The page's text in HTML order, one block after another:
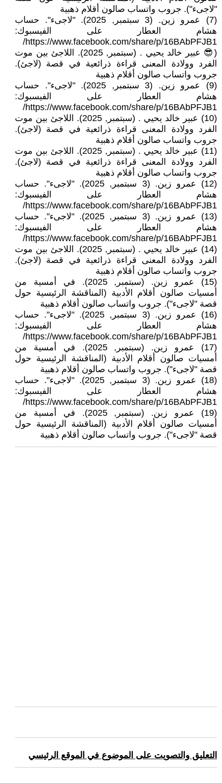
"لاجىء"). جروب واتساب صالون أقلام ذهبية
(7) عمرو زين. (3 سبتمبر, 2025). "لاجىء". حساب
هشام العطار على الفيسبوك:
https://www.facebook.com/share/p/16BAbPFJB1/
(😎 عبير خالد يحيي . (سبتمبر, 2025). اللاجئ بين موت
الفرد وولادة المعنى قراءة ذرائعية في قصة (لاجئ).
جروب واتساب صالون أقلام ذهبية
(9) عمرو زين. (3 سبتمبر, 2025). "لاجىء". حساب
هشام العطار على الفيسبوك:
https://www.facebook.com/share/p/16BAbPFJB1/
(10) عبير خالد يحيي . (سبتمبر, 2025). اللاجئ بين موت
الفرد وولادة المعنى قراءة ذرائعية في قصة (لاجئ).
جروب واتساب صالون أقلام ذهبية
(11) عبير خالد يحيي . (سبتمبر, 2025). اللاجئ بين موت
الفرد وولادة المعنى قراءة ذرائعية في قصة (لاجئ).
جروب واتساب صالون أقلام ذهبية
(12) عمرو زين. (3 سبتمبر, 2025). "لاجىء". حساب
هشام العطار على الفيسبوك:
https://www.facebook.com/share/p/16BAbPFJB1/
(13) عمرو زين. (3 سبتمبر, 2025). "لاجىء". حساب
هشام العطار على الفيسبوك:
https://www.facebook.com/share/p/16BAbPFJB1/
(14) عبير خالد يحيي . (سبتمبر, 2025). اللاجئ بين موت
الفرد وولادة المعنى قراءة ذرائعية في قصة (لاجئ).
جروب واتساب صالون أقلام ذهبية
(15) عمرو زين. (سبتمبر, 2025). في أمسية من
أمسيات صالون أقلام الأدبية (المناقشة الرئيسية حول
قصة "لاجىء"). جروب واتساب صالون أقلام ذهبية
(16) عمرو زين. (3 سبتمبر, 2025). "لاجىء". حساب
هشام العطار على الفيسبوك:
https://www.facebook.com/share/p/16BAbPFJB1/
(17) عمرو زين. (سبتمبر, 2025). في أمسية من
أمسيات صالون أقلام الأدبية (المناقشة الرئيسية حول
قصة "لاجىء"). جروب واتساب صالون أقلام ذهبية
(18) عمرو زين. (3 سبتمبر, 2025). "لاجىء". حساب
هشام العطار على الفيسبوك:
https://www.facebook.com/share/p/16BAbPFJB1/
(19) عمرو زين. (سبتمبر, 2025). في أمسية من
أمسيات صالون أقلام الأدبية (المناقشة الرئيسية حول
قصة "لاجىء"). جروب واتساب صالون أقلام ذهبية
التعليق والتصويت على الموضوع في الموقع الرئيسي